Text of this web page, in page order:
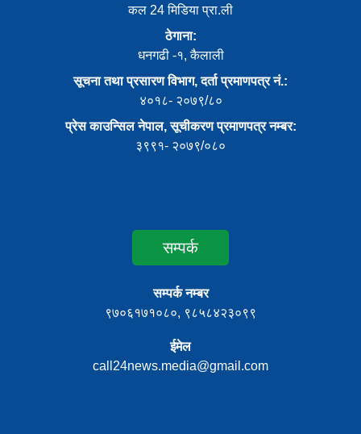
कल 24 मिडिया प्रा.ली
ठेगाना:
धनगढी -१, कैलाली
सूचना तथा प्रसारण विभाग, दर्ता प्रमाणपत्र नं.:
४०१८- २०७९/८०
प्रेस काउन्सिल नेपाल, सूचीकरण प्रमाणपत्र नम्बर:
३९९१- २०७९/०८०
सम्पर्क
सम्पर्क नम्बर
९७०६१७१०८०, ९८५८४२३०९९
ईमेल
call24news.media@gmail.com